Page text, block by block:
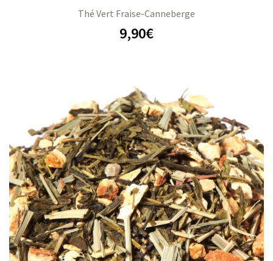
Thé Vert Fraise-Canneberge
9,90€